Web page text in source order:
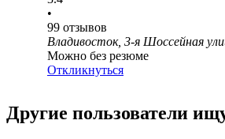
•
99 отзывов
Владивосток, 3-я Шоссейная
Можно без резюме
Откликнуться
Другие пользователи